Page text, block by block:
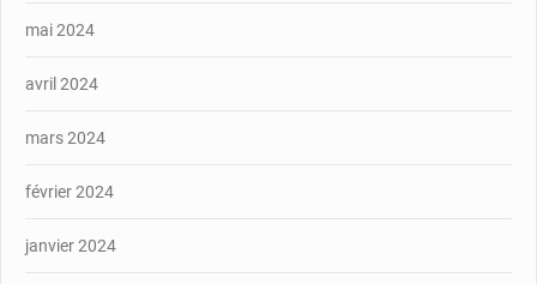
mai 2024
avril 2024
mars 2024
février 2024
janvier 2024